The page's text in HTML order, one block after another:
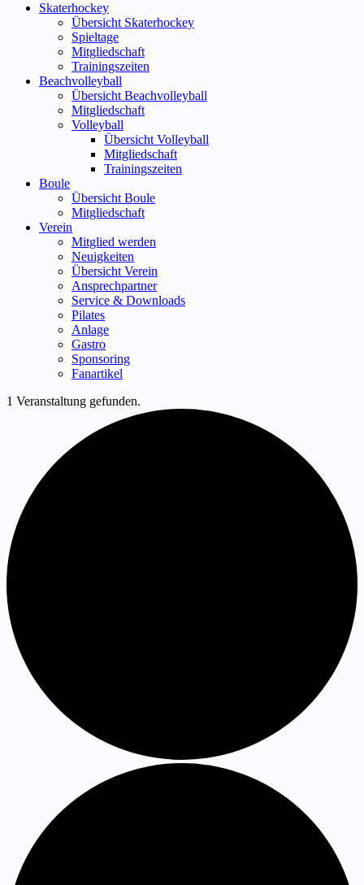
Skaterhockey
Übersicht Skaterhockey
Spieltage
Mitgliedschaft
Trainingszeiten
Beachvolleyball
Übersicht Beachvolleyball
Mitgliedschaft
Volleyball
Übersicht Volleyball
Mitgliedschaft
Trainingszeiten
Boule
Übersicht Boule
Mitgliedschaft
Verein
Mitglied werden
Neuigkeiten
Übersicht Verein
Ansprechpartner
Service & Downloads
Pilates
Anlage
Gastro
Sponsoring
Fanartikel
1 Veranstaltung gefunden.